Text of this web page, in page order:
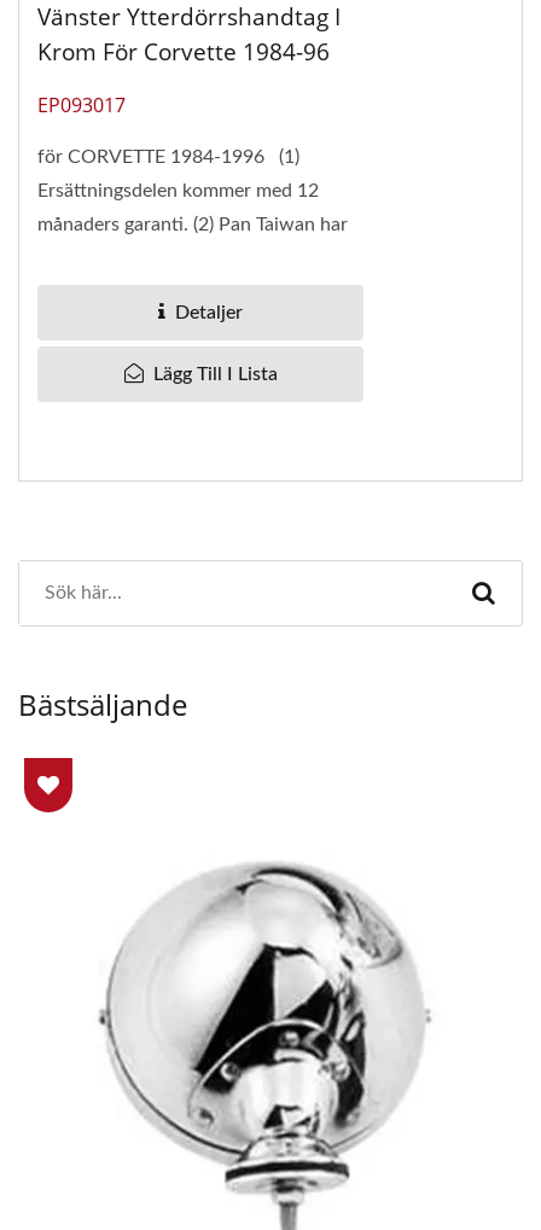
Vänster Ytterdörrshandtag I
Krom För Corvette 1984-96
EP093017
för CORVETTE 1984-1996 (1)
Ersättningsdelen kommer med 12
månaders garanti. (2) Pan Taiwan har
bildelar. Alla...
Detaljer
Lägg Till I Lista
Bästsäljande